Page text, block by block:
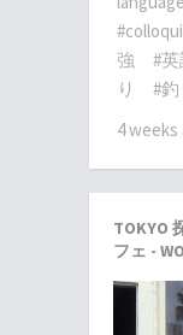
強
#
り
#
4 weeks
TOKYO
フェ -